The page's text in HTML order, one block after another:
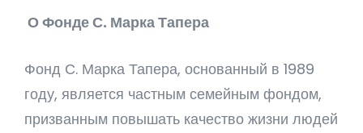
О Фонде С. Марка Тапера
Фонд С. Марка Тапера, основанный в 1989
году, является частным семейным фондом,
призванным повышать качество жизни людей